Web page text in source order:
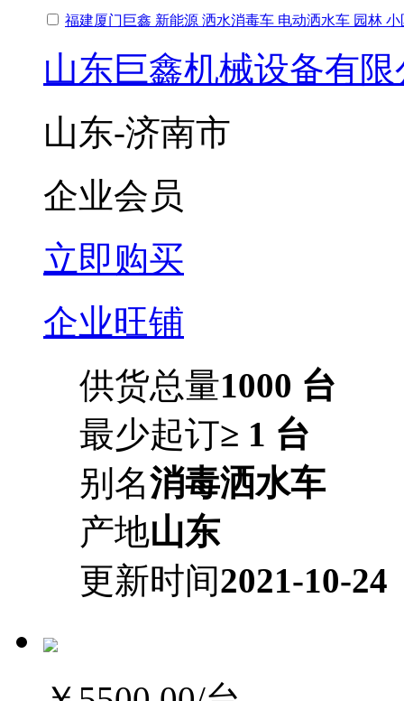
福建厦门巨鑫 新能源 洒水消毒车 电动洒水车 园林
山东巨鑫机械设备有
山东-济南市
企业会员
立即购买
企业旺铺
供货总量1000 台
最少起订≥ 1 台
别名消毒洒水车
产地山东
更新时间2021-10-24